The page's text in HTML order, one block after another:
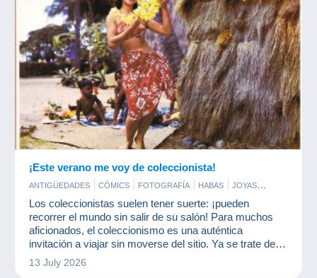
¡Este verano me voy de coleccionista!
ANTIGÜEDADES CÓMICS FOTOGRAFÍA HABAS
JOYAS
MONEDAS & BILLETES
POSTALES
SELLOS
TARJETAS DE COLECCIÓN MODERNAS
Los coleccionistas suelen tener suerte: ¡pueden
recorrer el mundo sin salir de su salón! Para muchos
aficionados, el coleccionismo es una auténtica
invitación a viajar sin moverse del sitio. Ya se trate de
sellos, postales, monedas u objetos antiguos, cada
pieza cuenta una historia que viene de otro lugar. ¡Y
13 July 2026